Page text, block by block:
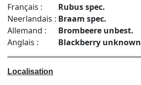
Français :
Rubus spec.
Neerlandais : Braam spec.
Allemand :
Brombeere unbest.
Anglais :
Blackberry unknown
Localisation